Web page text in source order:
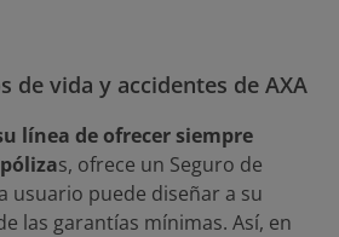
de vida y accidentes de AXA
línea de ofrecer siempre
s, ofrece un Seguro de
usuario puede diseñar a su
las garantías mínimas. Así, en